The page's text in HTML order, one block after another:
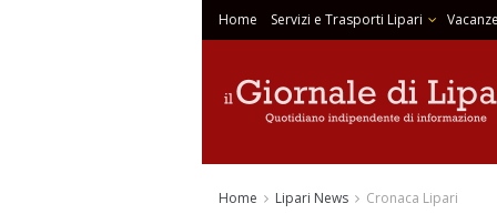
Home Servizi e Trasporti Lipari
Home Lipari News Cronaca Lipari